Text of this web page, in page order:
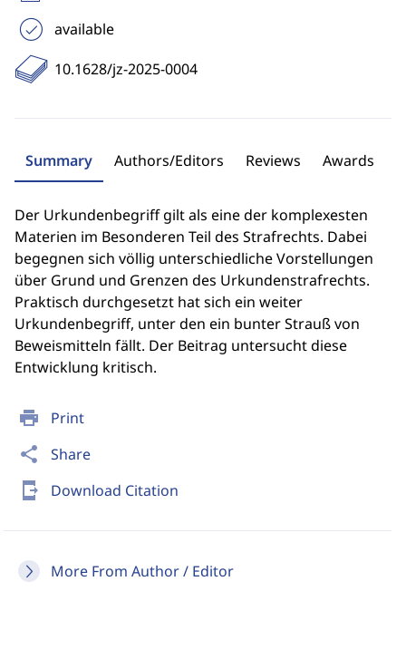
print Print
share Share
send_to_mobile Download Citation
More From Author / Editor
available
10.1628/jz-2025-0004
Summary Authors/Editors Reviews Awards
Der Urkundenbegriff gilt als eine der komplexesten
Materien im Besonderen Teil des Strafrechts. Dabei
begegnen sich völlig unterschiedliche Vorstellungen
über Grund und Grenzen des Urkundenstrafrechts.
Praktisch durchgesetzt hat sich ein weiter
Urkundenbegriff, unter den ein bunter Strauß von
Beweismitteln fällt. Der Beitrag untersucht diese
Entwicklung kritisch.